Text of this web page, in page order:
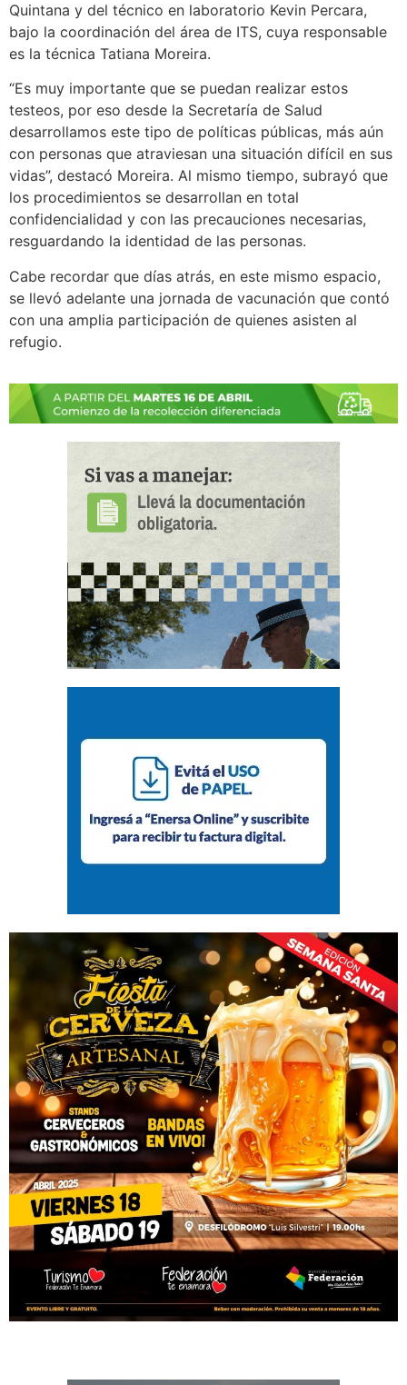
Quintana y del técnico en laboratorio Kevin Percara,
bajo la coordinación del área de ITS, cuya responsable
es la técnica Tatiana Moreira.
“Es muy importante que se puedan realizar estos
testeos, por eso desde la Secretaría de Salud
desarrollamos este tipo de políticas públicas, más aún
con personas que atraviesan una situación difícil en sus
vidas”, destacó Moreira. Al mismo tiempo, subrayó que
los procedimientos se desarrollan en total
confidencialidad y con las precauciones necesarias,
resguardando la identidad de las personas.
Cabe recordar que días atrás, en este mismo espacio,
se llevó adelante una jornada de vacunación que contó
con una amplia participación de quienes asisten al
refugio.